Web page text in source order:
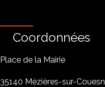
Coordonnées
Place de la Mairie
35140 Mézières-sur-